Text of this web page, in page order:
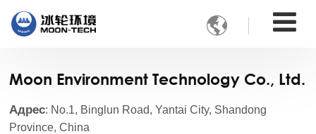

Moon Environment Technology Co., Ltd.
Адрес: No.1, Binglun Road, Yantai City, Shandong
Province, China